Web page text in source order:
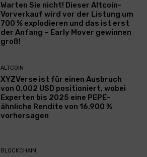
Warten Sie nicht! Dieser Altcoin-
Vorverkauf wird vor der Listung um
700 % explodieren und das ist erst
der Anfang – Early Mover gewinnen
groß!
ALTCOIN
XYZVerse ist für einen Ausbruch
von 0,002 USD positioniert, wobei
Experten bis 2025 eine PEPE-
ähnliche Rendite von 16.900 %
vorhersagen
BLOCKCHAIN